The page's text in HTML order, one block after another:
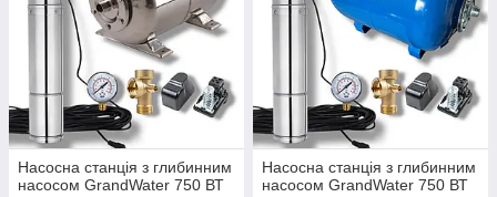
Насосна станція з глибинним
насосом GrandWater 750 ВТ
Насосна станція з глибинним
насосом GrandWater 750 ВТ